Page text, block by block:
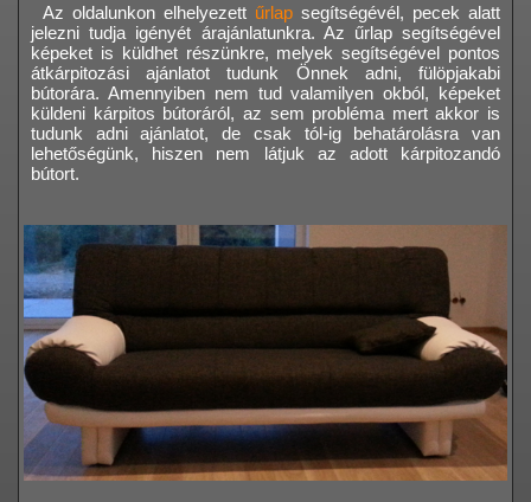
Az oldalunkon elhelyezett űrlap segítségévél, pecek alatt
jelezni tudja igényét árajánlatunkra. Az űrlap segítségével
képeket is küldhet részünkre, melyek segítségével pontos
átkárpitozási ajánlatot tudunk Önnek adni, fülöpjakabi
bútorára. Amennyiben nem tud valamilyen okból, képeket
küldeni kárpitos bútoráról, az sem probléma mert akkor is
tudunk adni ajánlatot, de csak tól-ig behatárolásra van
lehetőségünk, hiszen nem látjuk az adott kárpitozandó
bútort.